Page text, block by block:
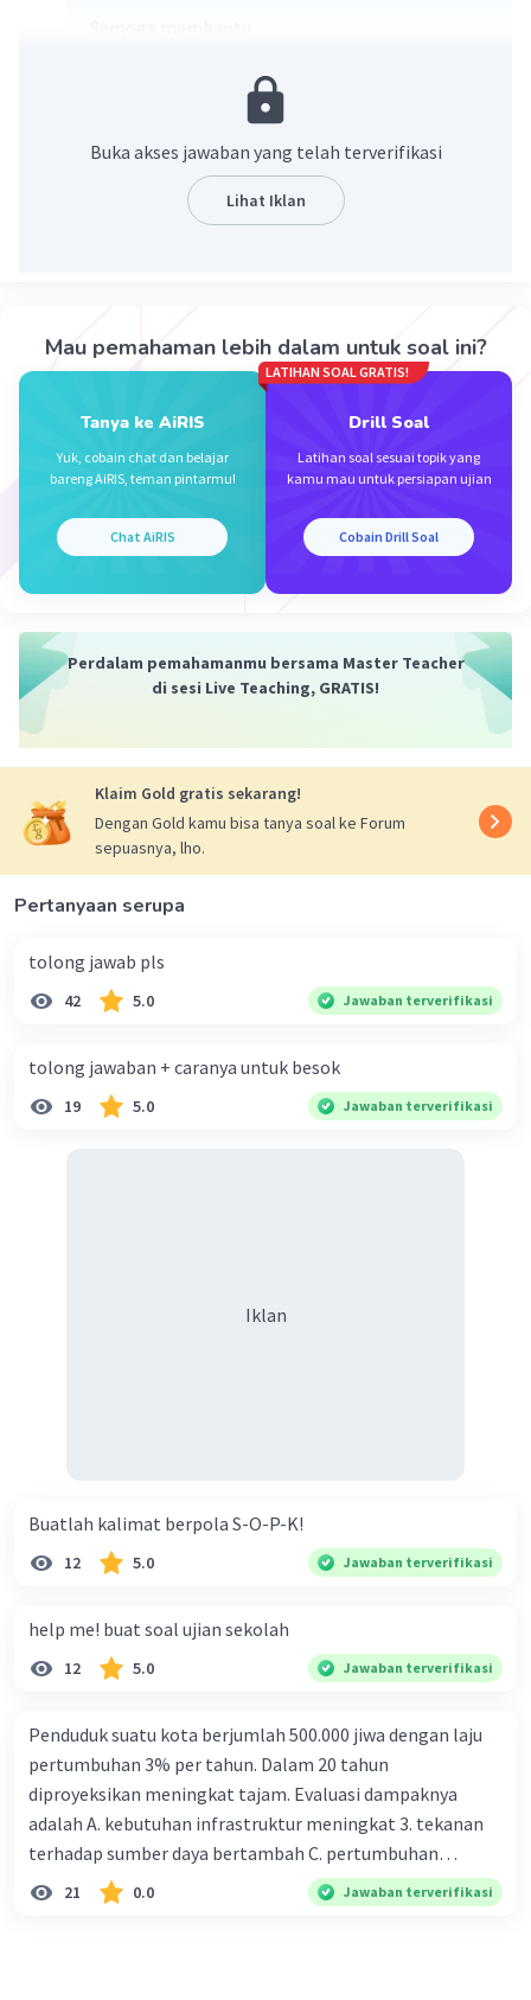
02 Mei 2024 12:51
Buka akses jawaban yang telah terverifikasi
Lihat Iklan
Mau pemahaman lebih dalam untuk soal ini?
Tanya ke AiRIS
Yuk, cobain chat dan belajar
bareng AiRIS, teman pintarmu!
Chat AiRIS
LATIHAN SOAL GRATIS!
Drill Soal
Latihan soal sesuai topik yang
kamu mau untuk persiapan ujian
Cobain Drill Soal
Perdalam pemahamanmu bersama Master Teacher
di sesi Live Teaching, GRATIS!
Klaim Gold gratis sekarang!
Dengan Gold kamu bisa tanya soal ke Forum
sepuasnya, lho.
Pertanyaan serupa
tolong jawab pls
42 5.0 Jawaban terverifikasi
tolong jawaban + caranya untuk besok
19 5.0 Jawaban terverifikasi
Iklan
Buatlah kalimat berpola S-O-P-K!
12 5.0 Jawaban terverifikasi
help me! buat soal ujian sekolah
12 5.0 Jawaban terverifikasi
Penduduk suatu kota berjumlah 500.000 jiwa dengan laju
pertumbuhan 3% per tahun. Dalam 20 tahun
diproyeksikan meningkat tajam. Evaluasi dampaknya
adalah A. kebutuhan infrastruktur meningkat 3. tekanan
terhadap sumber daya bertambah C. pertumbuhan
eksponensial berdampak jangka panjang D. tidak
memengaruhi tata ruang E. proyeksi penduduk penting
21 0.0 Jawaban terverifikasi